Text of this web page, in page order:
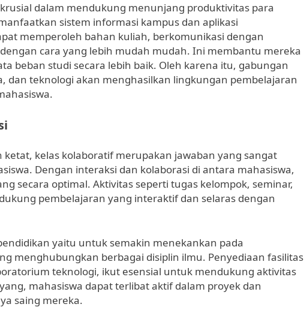
dalam mendukung menunjang produktivitas para
sistem informasi kampus dan aplikasi
memperoleh bahan kuliah, berkomunikasi dengan
cara yang lebih mudah mudah. Ini membantu mereka
beban studi secara lebih baik. Oleh karena itu, gabungan
dan teknologi akan menghasilkan lingkungan pembelajaran
kelas kolaboratif merupakan jawaban yang sangat
Dengan interaksi dan kolaborasi di antara mahasiswa,
secara optimal. Aktivitas seperti tugas kelompok, seminar,
pembelajaran yang interaktif dan selaras dengan
yaitu untuk semakin menekankan pada
menghubungkan berbagai disiplin ilmu. Penyediaan fasilitas
teknologi, ikut esensial untuk mendukung aktivitas
mahasiswa dapat terlibat aktif dalam proyek dan
saing mereka.